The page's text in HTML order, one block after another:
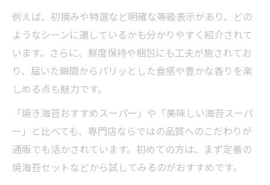
焼海苔の通販なら山丸海苔店へ色の違いで
分かる品質
焼海苔の通販なら山丸海苔店へ失敗しない
色の見分け方
色の傾向と対策
焼海苔の通販なら山丸海苔店へ色と艶で見
極めるコツ
例えば、初摘みや特選など明確な等級表示があり、どの
ようなシーンに適しているかも分かりやすく紹介されて
います。さらに、鮮度保持や梱包にも工夫が施されてお
り、届いた瞬間からパリッとした食感や豊かな香りを楽
しめる点も魅力です。
「焼き海苔おすすめスーパー」や「美味しい海苔スーパ
ー」と比べても、専門店ならではの品質へのこだわりが
通販でも活かされています。初めての方は、まず定番の
焼海苔セットなどから試してみるのがおすすめです。